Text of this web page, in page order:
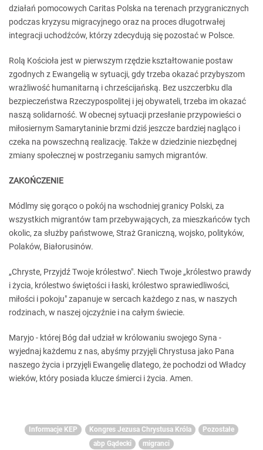
działań pomocowych Caritas Polska na terenach przygranicznych
podczas kryzysu migracyjnego oraz na proces długotrwałej
integracji uchodźców, którzy zdecydują się pozostać w Polsce.
Rolą Kościoła jest w pierwszym rzędzie kształtowanie postaw
zgodnych z Ewangelią w sytuacji, gdy trzeba okazać przybyszom
wrażliwość humanitarną i chrześcijańską. Bez uszczerbku dla
bezpieczeństwa Rzeczypospolitej i jej obywateli, trzeba im okazać
naszą solidarność. W obecnej sytuacji przesłanie przypowieści o
miłosiernym Samarytaninie brzmi dziś jeszcze bardziej nagląco i
czeka na powszechną realizację. Także w dziedzinie niezbędnej
zmiany społecznej w postrzeganiu samych migrantów.
ZAKOŃCZENIE
Módlmy się gorąco o pokój na wschodniej granicy Polski, za
wszystkich migrantów tam przebywających, za mieszkańców tych
okolic, za służby państwowe, Straż Graniczną, wojsko, polityków,
Polaków, Białorusinów.
„Chryste, Przyjdź Twoje królestwo". Niech Twoje „królestwo prawdy
i życia, królestwo świętości i łaski, królestwo sprawiedliwości,
miłości i pokoju" zapanuje w sercach każdego z nas, w naszych
rodzinach, w naszej ojczyźnie i na całym świecie.
Maryjo - której Bóg dał udział w królowaniu swojego Syna -
wyjednaj każdemu z nas, abyśmy przyjęli Chrystusa jako Pana
naszego życia i przyjęli Ewangelię dlatego, że pochodzi od Władcy
wieków, który posiada klucze śmierci i życia. Amen.
Informacje KEP Kongres Jezusa Chrystusa Króla
Pozostałe
abp Gądecki
migranci